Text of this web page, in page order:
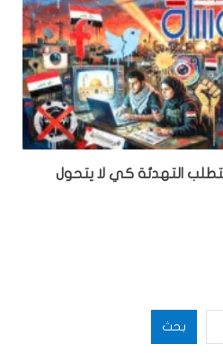
التهدئة كي لا يتحول
بحث